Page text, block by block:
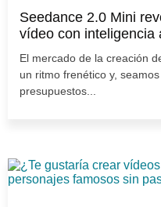
Seedance 2.0 Mini
vídeo con inteligencia
El mercado de la creación
un ritmo frenético y,
presupuestos...